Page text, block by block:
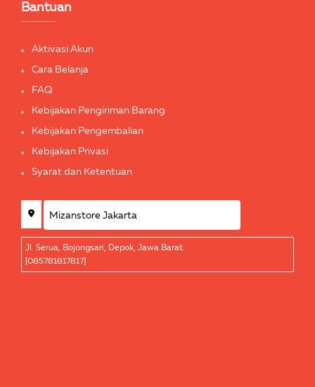
Bantuan
Aktivasi Akun
Cara Belanja
FAQ
Kebijakan Pengiriman Barang
Kebijakan Pengembalian
Kebijakan Privasi
Syarat dan Ketentuan
Jl. Serua, Bojongsari, Depok, Jawa Barat.
[085781817817]